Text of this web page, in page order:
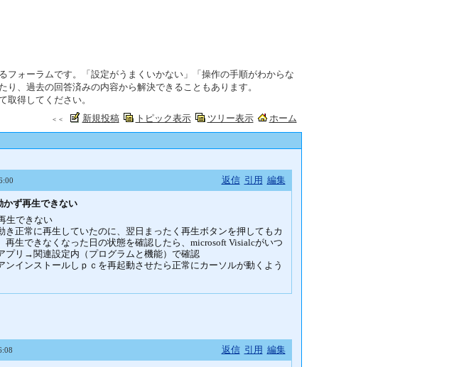
ォーラムです。「設定がうまくいかない」「操作の手順がわからな
、過去の回答済みの内容から解決できることもあります。
取得してください。
＜＜ 新規投稿 トピック表示 ツリー表示 ホーム
返信 引用 編集
ず再生できない
生できない
正常に再生していたのに、翌日まったく再生ボタンを押してもカ
生できなくなった日の状態を確認したら、microsoft Visialcがいつ
リ→関連設定内（プログラムと機能）で確認
ンインストールしｐｃを再起動させたら正常にカーソルが動くよう
返信 引用 編集